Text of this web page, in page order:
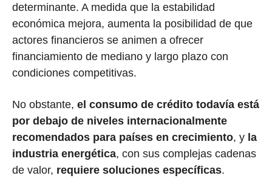
determinante. A medida que la estabilidad
económica mejora, aumenta la posibilidad de que
actores financieros se animen a ofrecer
financiamiento de mediano y largo plazo con
condiciones competitivas.
No obstante, el consumo de crédito todavía está
por debajo de niveles internacionalmente
recomendados para países en crecimiento, y la
industria energética, con sus complejas cadenas
de valor, requiere soluciones específicas.